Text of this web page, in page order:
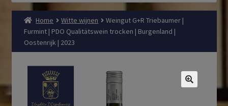
Home Witte wijnen
Weingut G+R Triebaumer |
Furmint | PDO Qualitätswein trocken | Burgenland |
Oostenrijk | 2023